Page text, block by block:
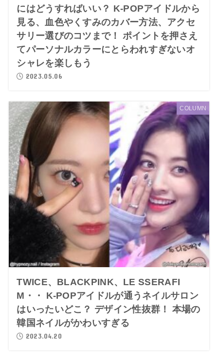
にはどうすればいい？ K-POPアイドルから
見る、血色やくすみのカバー方法、アクセ
サリー選びのコツまで！ ポイントを押さえ
てパーソナルカラーにとらわれすぎないオ
シャレを楽しもう
2023.05.06
COLUMN
TWICE、BLACKPINK、LE SSERAFI
M・・ K-POPアイドルが通うネイルサロン
はいったいどこ？ デザイン性抜群！ 本場の
韓国ネイルがかわいすぎる
2023.04.20